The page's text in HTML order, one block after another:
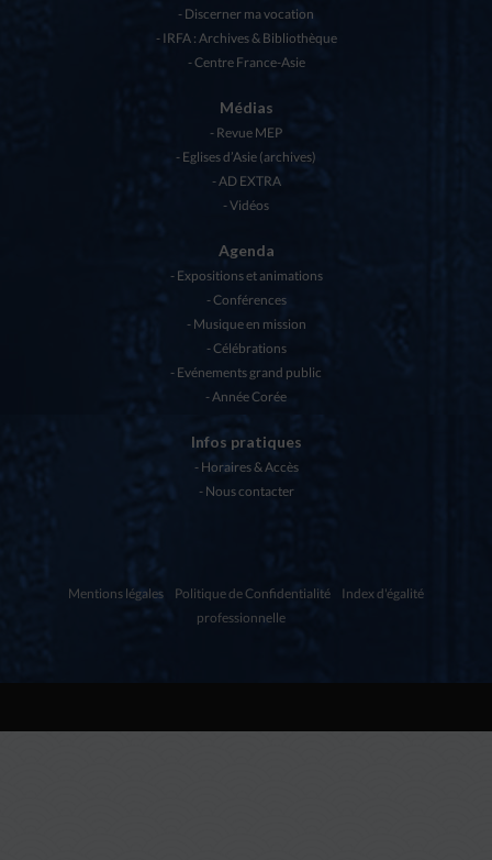
Discerner ma vocation
IRFA : Archives & Bibliothèque
Centre France-Asie
Médias
Revue MEP
Eglises d’Asie (archives)
AD EXTRA
Vidéos
Agenda
Expositions et animations
Conférences
Musique en mission
Célébrations
Evénements grand public
Année Corée
Infos pratiques
Horaires & Accès
Nous contacter
Mentions légales Politique de Confidentialité
Index d'égalité
professionnelle